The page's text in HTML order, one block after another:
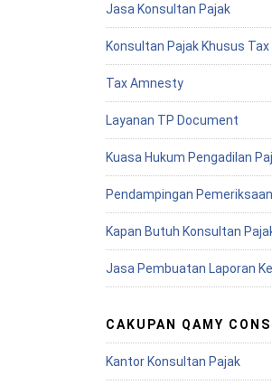
Jasa Konsultan Pajak
Konsultan Pajak Khusus
Tax Amnesty
Layanan TP Document
Kuasa Hukum Pengadilan
Pendampingan
Kapan Butuh Konsultan
Jasa Pembuatan Laporan
CAKUPAN QAMY
Kantor Konsultan Pajak